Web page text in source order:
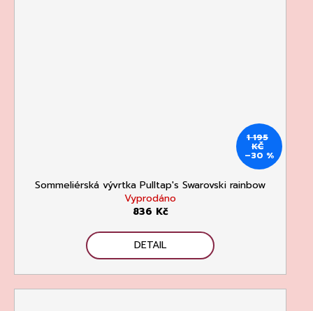
1 195
KČ
–30 %
Sommeliérská vývrtka Pulltap's Swarovski rainbow
Vyprodáno
836 Kč
DETAIL